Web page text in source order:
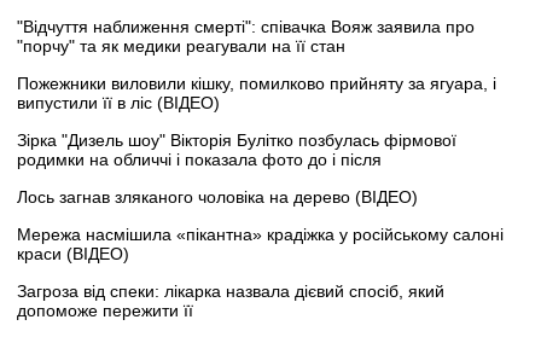
"Відчуття наближення смерті": співачка Вояж заявила про
"порчу" та як медики реагували на її стан
Пожежники виловили кішку, помилково прийняту за ягуара, і
випустили її в ліс (ВІДЕО)
Зірка "Дизель шоу" Вікторія Булітко позбулась фірмової
родимки на обличчі і показала фото до і після
Лось загнав зляканого чоловіка на дерево (ВІДЕО)
Мережа насмішила «пікантна» крадіжка у російському салоні
краси (ВІДЕО)
Загроза від спеки: лікарка назвала дієвий спосіб, який
допоможе пережити її